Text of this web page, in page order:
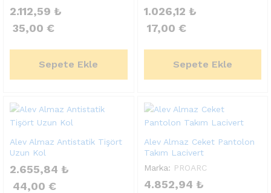
2.112,59 ₺
35,00 €
Sepete Ekle
1.026,12 ₺
17,00 €
Sepete Ekle
Alev Almaz Antistatik Tişört
Uzun Kol
2.655,84 ₺
44,00 €
Alev Almaz Ceket Pantolon
Takım Lacivert
Marka: PROARC
4.852,94 ₺